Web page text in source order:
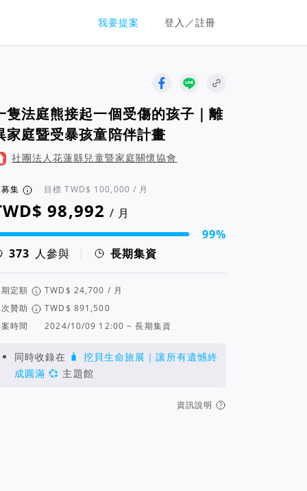
我要提案 登入／註冊
隻法庭熊接起一個受傷的孩子｜離
家庭暨受暴孩童陪伴計畫
社團法人花蓮縣兒童暨家庭關懷協會
集 目標 / 月
/ 月
進度 99%
99%
人參與
| 長期集資
定額
/ 月
贊助
時間
2024/10/09 12:00 ~ 長期集資
同時收錄在 🧳 挖貝生命旅展｜讓所有遺憾終
成圓滿 💞 主題館
資訊說明